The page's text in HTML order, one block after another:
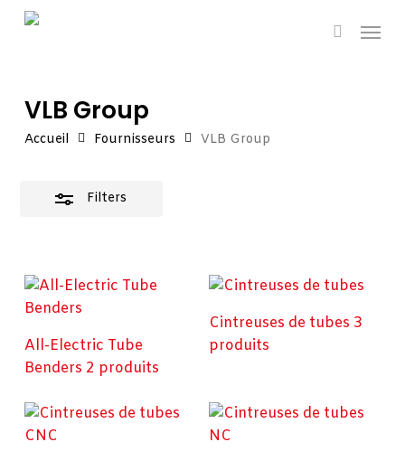
Skip
search
VLB Group
Accueil Fournisseurs VLB Group
Filters
Close
All-Electric Tube
Benders 2 produits
Cintreuses de tubes 3
produits